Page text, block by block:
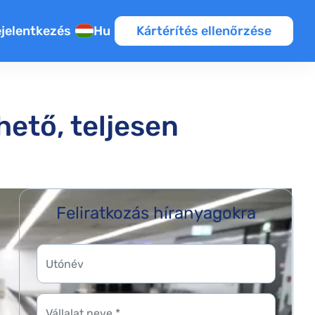
Hu Kártérítés ellenőrzése
teljesen
Feliratkozás híranyagokra